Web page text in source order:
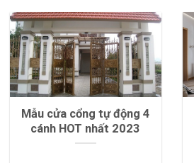
Mẫu cửa cổng tự động 4
cánh HOT nhất 2023